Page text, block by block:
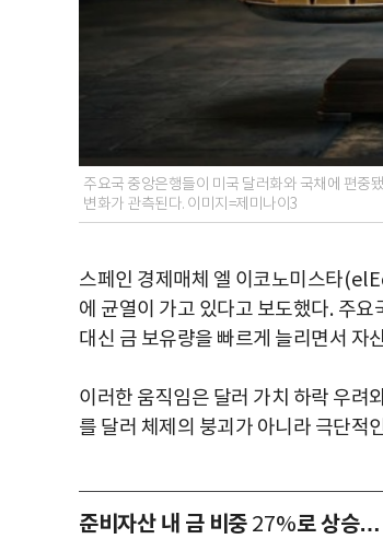
주요국 중앙은행들이 미국 달러화와 국채에 편중
변화가 관측된다. 이미지=제미나이3
스페인 경제매체 엘 이코노미스타
에 균열이 가고 있다고 보도했다. 주요
대신 금 보유량을 빠르게 늘리면서 자
이러한 움직임은 달러 가치 하락 우려
를 달러 체제의 붕괴가 아니라 극단적
준비자산 내 금 비중 27%로 상승…